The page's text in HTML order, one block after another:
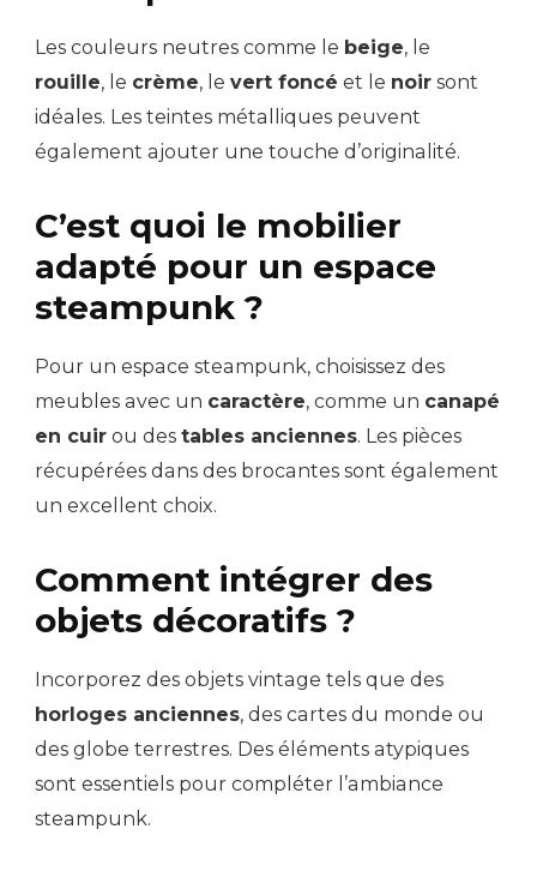
Les couleurs neutres comme le beige, le
rouille, le crème, le vert foncé et le noir sont
idéales. Les teintes métalliques peuvent
également ajouter une touche d’originalité.
C’est quoi le mobilier
adapté pour un espace
steampunk ?
Pour un espace steampunk, choisissez des
meubles avec un caractère, comme un canapé
en cuir ou des tables anciennes. Les pièces
récupérées dans des brocantes sont également
un excellent choix.
Comment intégrer des
objets décoratifs ?
Incorporez des objets vintage tels que des
horloges anciennes, des cartes du monde ou
des globe terrestres. Des éléments atypiques
sont essentiels pour compléter l’ambiance
steampunk.